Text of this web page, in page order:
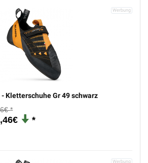
Kletterschuhe Gr 49 schwarz